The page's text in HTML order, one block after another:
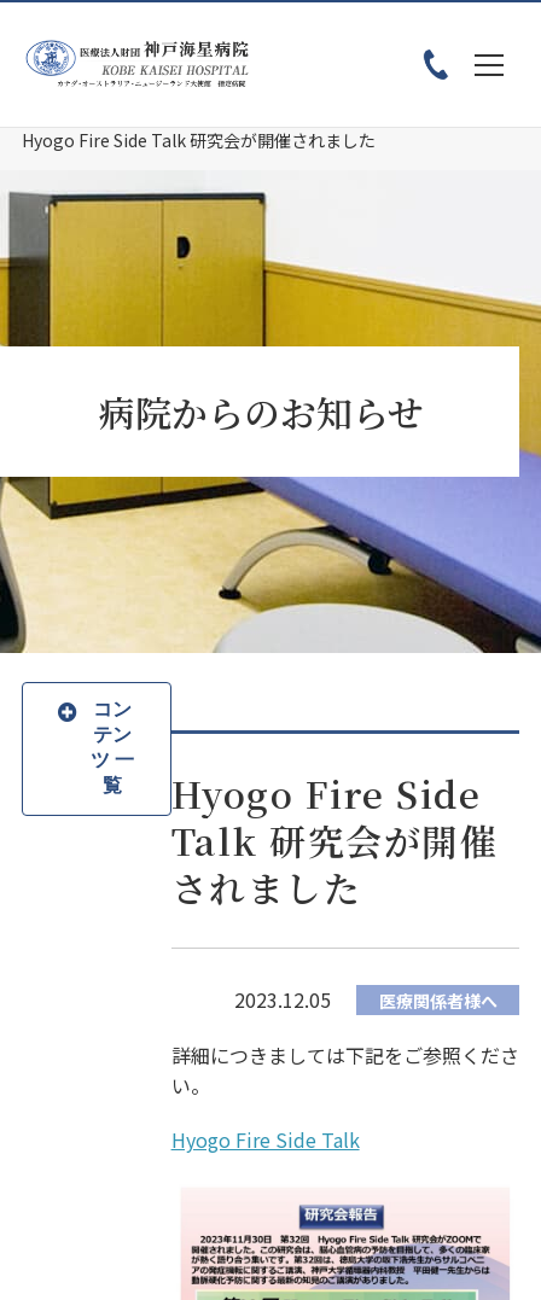
Hyogo Fire Side Talk 研究会が開催されました
病院からのお知らせ
Hyogo Fire Side
Talk 研究会が開催
されました
2023.12.05 医療関係者様へ
詳細につきましては下記をご参照くださ
い。
Hyogo Fire Side Talk
コン
テン
ツ 一
覧